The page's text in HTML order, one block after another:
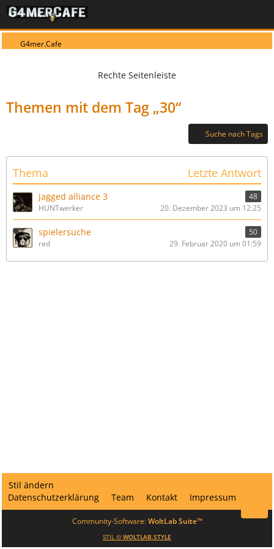
G4mer.Cafe
Themen mit dem Tag „30“
Suche nach Tags
Thema Letzte Antwort
jagged alliance 3
48
HUNTwerker
20. Dezember 2023 um 12:25
spielersuche
50
red
29. Februar 2020 um 01:59
Stil ändern
Datenschutzerklärung
Team Kontakt Impressum
Community-Software:WoltLab Suite™
STIL © WOLTLAB.STYLE